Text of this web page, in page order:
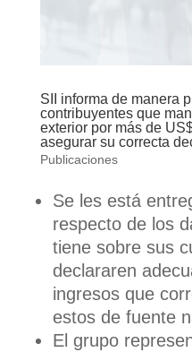
SII informa de manera
contribuyentes que
exterior por más de
asegurar su correcta
Publicaciones
Se les está
respecto de los
tiene sobre sus
declararen
ingresos que
estos de fuente
El grupo